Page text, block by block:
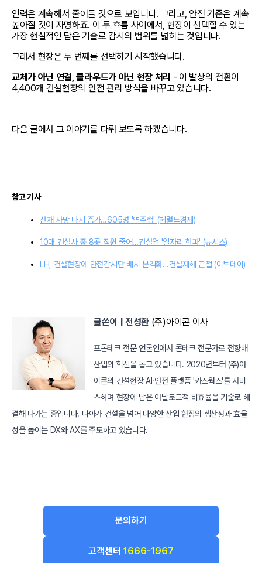
인력은 계속해서 줄어들 것으로 보입니다. 그리고, 안전 기준은 계속
높아질 것이 자명하죠. 이 두 흐름 사이에서, 현장이 선택할 수 있는
가장 현실적인 답은 기술로 감시의 범위를 넓히는 것입니다.
그래서 현장은 두 번째를 선택하기 시작했습니다.
교체가 아닌 연결, 클라우드가 아닌 현장 처리 - 이 발상의 전환이
4,400개 건설현장의 안전 관리 방식을 바꾸고 있습니다.
다음 글에서 그 이야기를 다뤄 보도록 하겠습니다.
참고 기사
산재 사망 다시 증가…605명 '역주행' (헤럴드경제)
10대 건설사 중 8곳 직원 줄어…건설업 '일자리 한파' (뉴시스)
LH, 건설현장에 안전감시단 배치 본격화…건설재해 근절 (이투데이)
글쓴이 | 전성환 (주)아이콘 이사
프롭테크 전문 언론인에서 콘테크 전문가로 전향해
산업의 혁신을 돕고 있습니다. 2020년부터 (주)아
이콘의 건설현장 AI·안전 플랫폼 '카스웍스'를 서비
스하며 현장에 남은 아날로그적 비효율을 기술로 해
결해 나가는 중입니다. 나아가 건설을 넘어 다양한 산업 현장의 생산성과 효율
성을 높이는 DX와 AX를 주도하고 있습니다.
문의하기
고객센터 1666-1967